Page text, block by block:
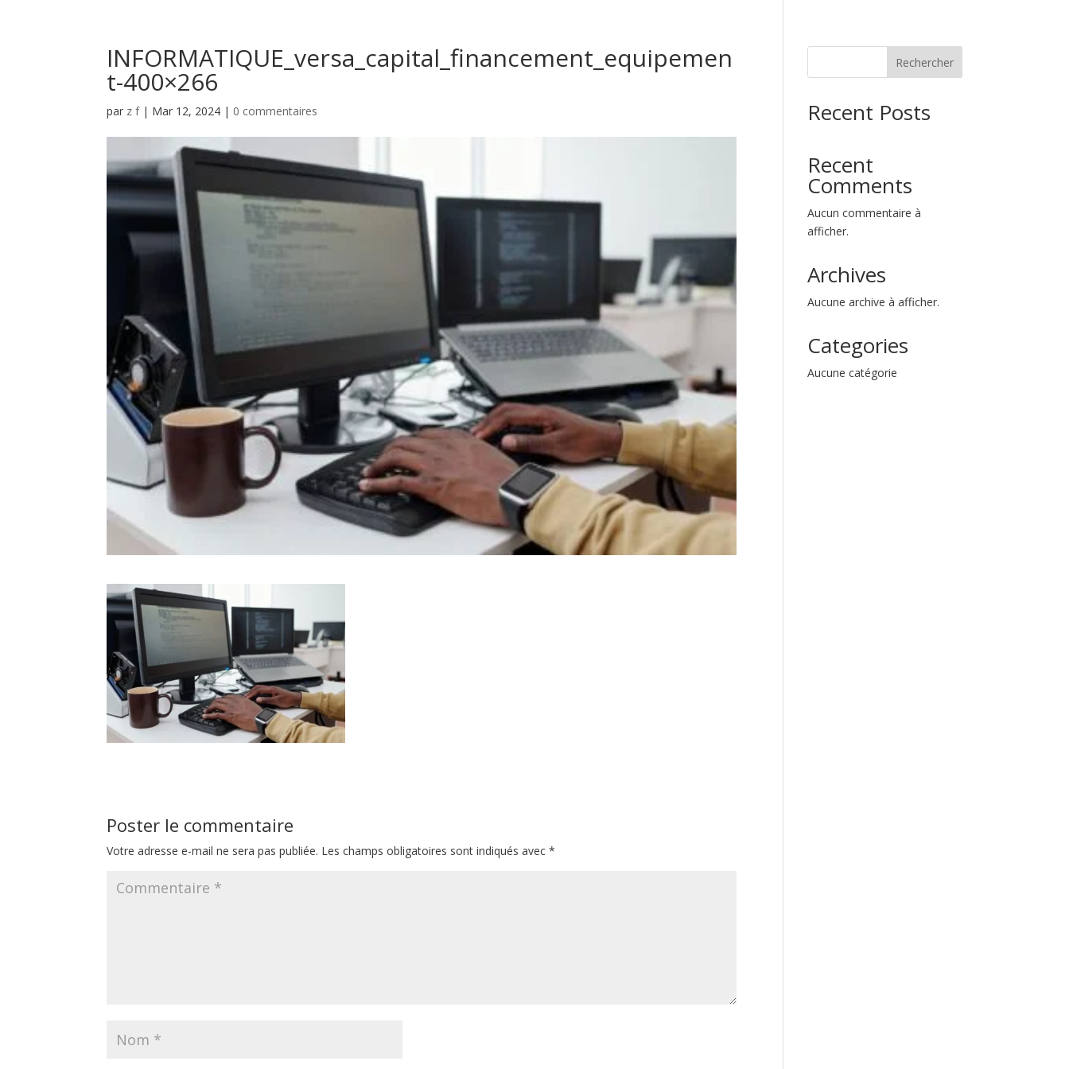
INFORMATIQUE_versa_capital_financement_equipemen
t-400×266
par z f| Mar 12, 2024 | 0 commentaires
Poster le commentaire
Votre adresse e-mail ne sera pas publiée. Les champs obligatoires sont indiqués avec*
Rechercher
Recent Posts
Recent
Comments
Aucun commentaire à
afficher.
Archives
Aucune archive à afficher.
Categories
Aucune catégorie